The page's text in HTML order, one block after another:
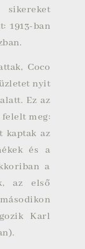
1913-ban
.
Coco
nyit
Ez az
meg:
kaptak az
és a
a
az első
Karl